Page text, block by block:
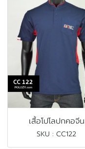
เสื้อโปโลปกคอจีน
SKU : CC122